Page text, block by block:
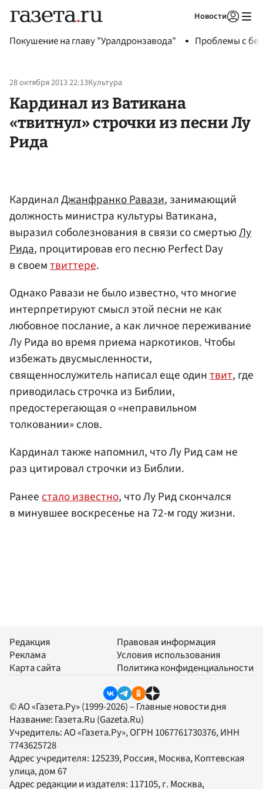
Новости
Покушение на главу "Уралдронзавода" Проблемы с
28 октября 2013 22:13Культура
Кардинал из Ватикана
«твитнул» строчки из песни Лу
Рида
КардиналДжанфранко Равази, занимающий
должность министра культуры Ватикана,
выразил соболезнования в связи со смертьюЛу
Рида, процитировав его песню Perfect Day
в своемтвиттере.
Однако Равази не было известно, что многие
интерпретируют смысл этой песни не как
любовное послание, а как личное переживание
Лу Рида во время приема наркотиков. Чтобы
избежать двусмысленности,
священнослужитель написал еще одинтвит, где
приводилась строчка из Библии,
предостерегающая о «неправильном
толковании» слов.
Кардинал также напомнил, что Лу Рид сам не
раз цитировал строчки из Библии.
Ранее стало известно, что Лу Рид скончался
в минувшее воскресенье на 72-м году жизни.
Редакция
Реклама
Карта сайта
Правовая информация
Условия использования
Политика конфиденциальности
© АО «Газета.Ру» (1999-2026) – Главные новости дня
Название: Газета.Ru (Gazeta.Ru)
Учредитель:АО «Газета.Ру», ОГРН 1067761730376, ИНН
7743625728
Адрес учредителя: 125239, Россия, Москва, Коптевская
улица, дом 67
Адрес редакции и издателя: 117105, г. Москва,